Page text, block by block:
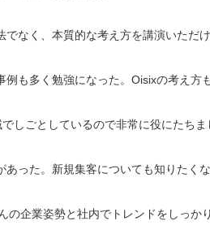
でなく、本質的な考え方を講演いただけ
例も多く勉強になった。Oisixの考え方
しごとしているので非常に役にたちま
あった。新規集客についても知りたくな
の企業姿勢と社内でトレンドをしっか